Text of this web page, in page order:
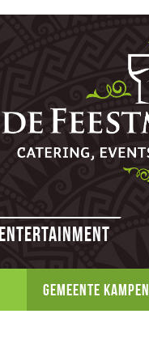
Entertainment
GEMEENTE KAMPEN